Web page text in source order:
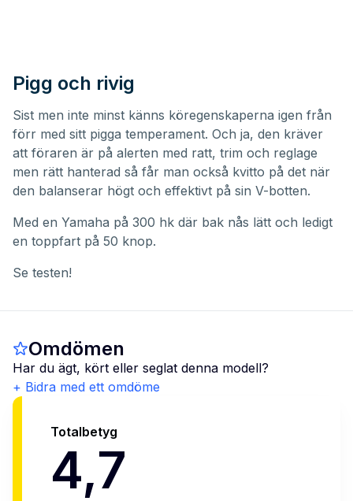
Pigg och rivig
Sist men inte minst känns köregenskaperna igen från
förr med sitt pigga temperament. Och ja, den kräver
att föraren är på alerten med ratt, trim och reglage
men rätt hanterad så får man också kvitto på det när
den balanserar högt och effektivt på sin V-botten.
Med en Yamaha på 300 hk där bak nås lätt och ledigt
en toppfart på 50 knop.
Se testen!
Omdömen
Har du ägt, kört eller seglat denna modell?
+ Bidra med ett omdöme
Totalbetyg
4,7